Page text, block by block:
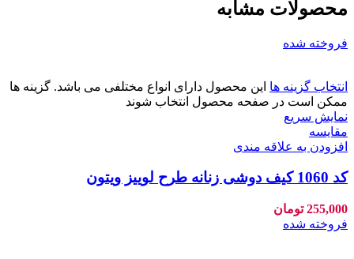
محصولات مشابه
فروخته شده
انتخاب گزینه ها این محصول دارای انواع مختلفی می باشد. گزینه ها
ممکن است در صفحه محصول انتخاب شوند
نمایش سریع
مقايسه
افزودن به علاقه مندی
کد 1060 کیف دوشی زنانه طرح لوییز ویتون
255,000 تومان
فروخته شده